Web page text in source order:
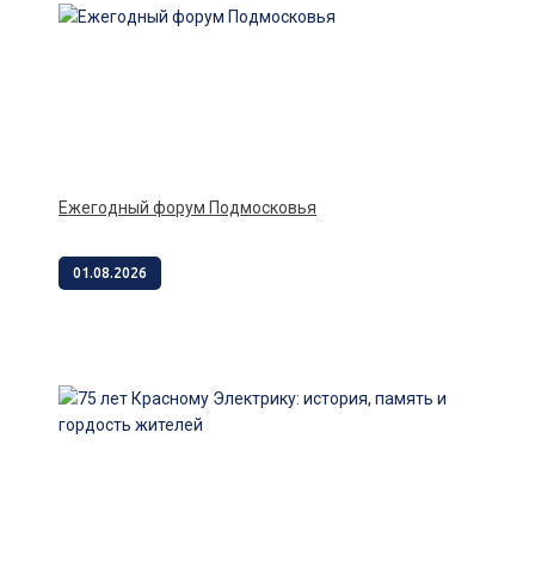
Ежегодный форум Подмосковья
01.08.2026